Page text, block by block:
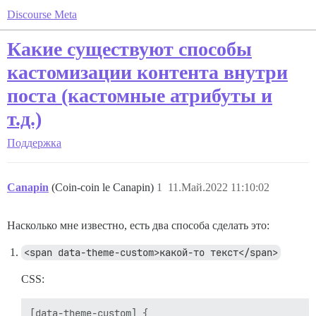
Discourse Meta
Какие существуют способы
кастомизации контента внутри
поста (кастомные атрибуты и
т.д.)
Поддержка
Canapin (Coin-coin le Canapin) 11.Май.2022 11:10:02
1
Насколько мне известно, есть два способа сделать это:
<span data-theme-custom>какой-то текст</span>
CSS:
[data-theme-custom] {